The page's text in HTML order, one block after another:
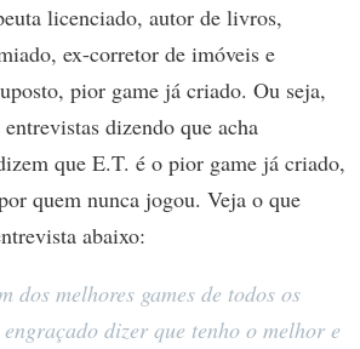
licenciado, autor de livros,
ex-corretor de imóveis e
pior game já criado. Ou seja,
dizendo que acha
que E.T. é o pior game já criado,
quem nunca jogou. Veja o que
abaixo:
dos melhores games de todos os
dizer que tenho o melhor e